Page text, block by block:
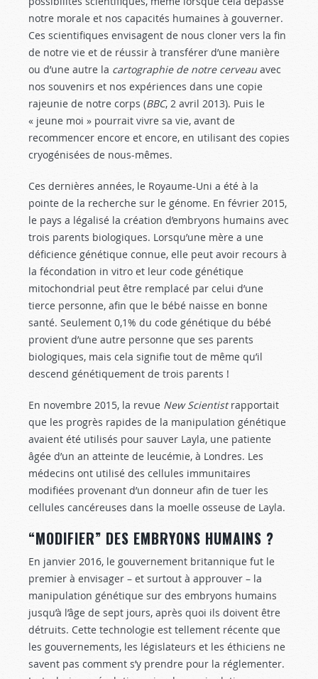
notre morale et nos capacités humaines à gouverner.
Ces scientifiques envisagent de nous cloner vers la fin
de notre vie et de réussir à transférer d’une manière
ou d’une autre la cartographie de notre cerveau avec
nos souvenirs et nos expériences dans une copie
rajeunie de notre corps (BBC, 2 avril 2013). Puis le
« jeune moi » pourrait vivre sa vie, avant de
recommencer encore et encore, en utilisant des copies
cryogénisées de nous-mêmes.
Ces dernières années, le Royaume-Uni a été à la
pointe de la recherche sur le génome. En février 2015,
le pays a légalisé la création d’embryons humains avec
trois parents biologiques. Lorsqu’une mère a une
déficience génétique connue, elle peut avoir recours à
la fécondation in vitro et leur code génétique
mitochondrial peut être remplacé par celui d’une
tierce personne, afin que le bébé naisse en bonne
santé. Seulement 0,1% du code génétique du bébé
provient d’une autre personne que ses parents
biologiques, mais cela signifie tout de même qu’il
descend génétiquement de trois parents !
En novembre 2015, la revue New Scientistrapportait
que les progrès rapides de la manipulation génétique
avaient été utilisés pour sauver Layla, une patiente
âgée d’un an atteinte de leucémie, à Londres. Les
médecins ont utilisé des cellules immunitaires
modifiées provenant d’un donneur afin de tuer les
cellules cancéreuses dans la moelle osseuse de Layla.
“MODIFIER” DES EMBRYONS HUMAINS ?
En janvier 2016, le gouvernement britannique fut le
premier à envisager – et surtout à approuver – la
manipulation génétique sur des embryons humains
jusqu’à l’âge de sept jours, après quoi ils doivent être
détruits. Cette technologie est tellement récente que
les gouvernements, les législateurs et les éthiciens ne
savent pas comment s’y prendre pour la réglementer.